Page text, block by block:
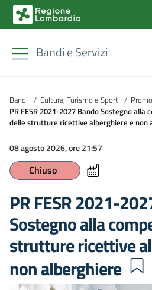
Bandi e Servizi
Bandi / Cultura, Turismo e Sport /
PR FESR 2021-2027 Bando Sostegno alla
delle strutture ricettive alberghiere e non
08 agosto 2026, ore 21:57
Chiuso
PR FESR 2021-
Sostegno alla
strutture ricettive
non alberghiere